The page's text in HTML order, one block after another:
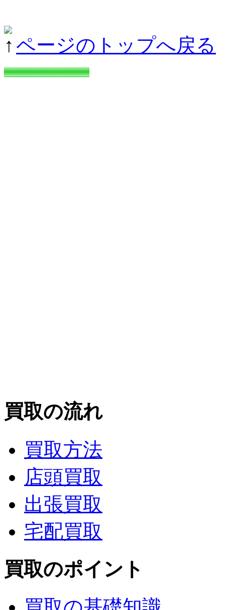
ページのトップへ戻る
買取の流れ
買取方法
店頭買取
出張買取
宅配買取
買取のポイント